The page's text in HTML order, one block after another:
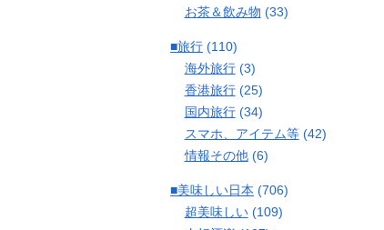
お茶＆飲み物 (33)
■旅行 (110)
海外旅行(3)
香港旅行(25)
国内旅行(34)
スマホ、アイテム等(42)
情報その他(6)
■美味しい日本 (706)
超美味しい(109)